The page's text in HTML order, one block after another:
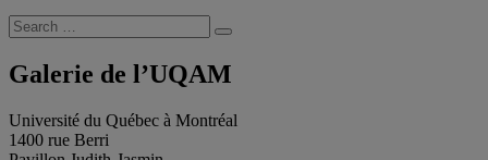
Search
for:
Search
Galerie de l’UQAM
Université du Québec à Montréal
1400 rue Berri